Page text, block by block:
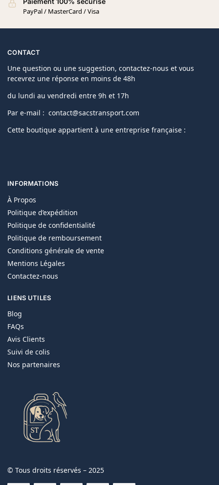
PayPal / MasterCard / Visa
CONTACT
Une question ou une suggestion, contactez-nous et vous
recevrez une réponse en moins de 48h
du lundi au vendredi entre 9h et 17h
Par e-mail : contact@sacstransport.com
Cette boutique appartient à une entreprise française :
INFORMATIONS
À Propos
Politique d’expédition
Politique de confidentialité
Politique de remboursement
Conditions générale de vente
Mentions Légales
Contactez-nous
LIENS UTILES
Blog
FAQs
Avis Clients
Suivi de colis
Nos partenaires
© Tous droits réservés – 2025